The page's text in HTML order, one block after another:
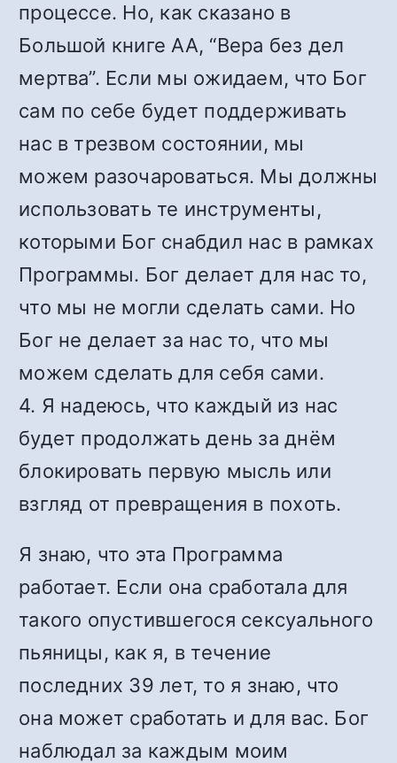
процессе. Но, как сказано в
Большой книге АА, “Вера без дел
мертва”. Если мы ожидаем, что Бог
сам по себе будет поддерживать
нас в трезвом состоянии, мы
можем разочароваться. Мы должны
использовать те инструменты,
которыми Бог снабдил нас в рамках
Программы. Бог делает для нас то,
что мы не могли сделать сами. Но
Бог не делает за нас то, что мы
можем сделать для себя сами.
4. Я надеюсь, что каждый из нас
будет продолжать день за днём
блокировать первую мысль или
взгляд от превращения в похоть.
Я знаю, что эта Программа
работает. Если она сработала для
такого опустившегося сексуального
пьяницы, как я, в течение
последних 39 лет, то я знаю, что
она может сработать и для вас. Бог
наблюдал за каждым моим